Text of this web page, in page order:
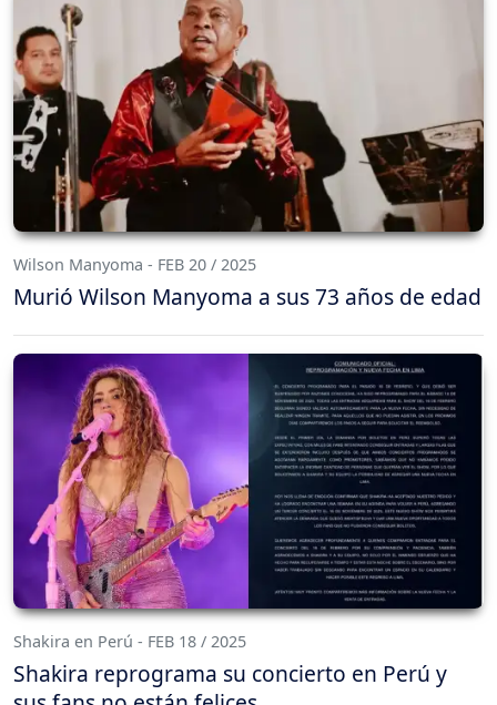
Wilson Manyoma - FEB 20 / 2025
Murió Wilson Manyoma a sus 73 años de edad
Shakira en Perú - FEB 18 / 2025
Shakira reprograma su concierto en Perú y